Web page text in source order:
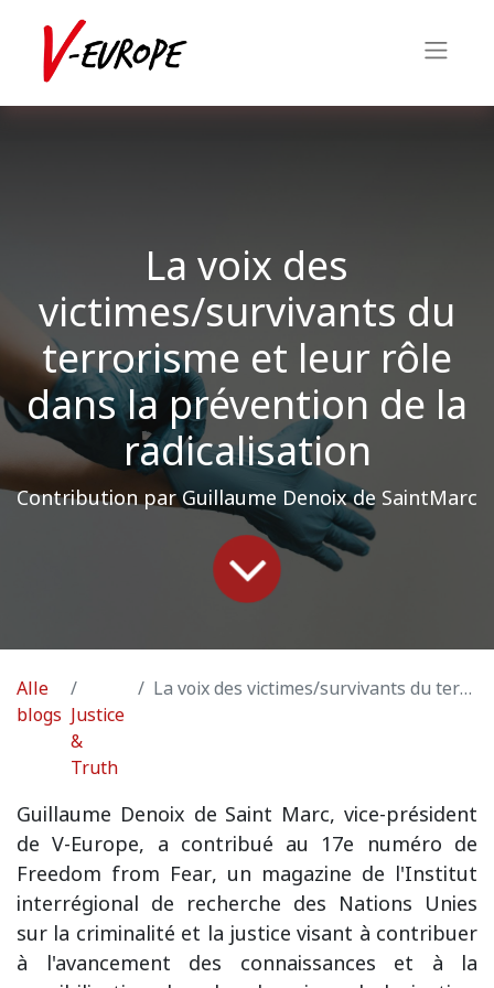
La voix des
victimes/survivants du
terrorisme et leur rôle
dans la prévention de la
radicalisation
Contribution par Guillaume Denoix de SaintMarc
Alle
blogs Justice
&
Truth
La voix des victimes/survivants du terrorisme et leur rôle dans la prévention de la radicalisation
Guillaume Denoix de Saint Marc, vice-président
de V-Europe, a contribué au 17e numéro de
Freedom from Fear, un magazine de l'Institut
interrégional de recherche des Nations Unies
sur la criminalité et la justice visant à contribuer
à l'avancement des connaissances et à la